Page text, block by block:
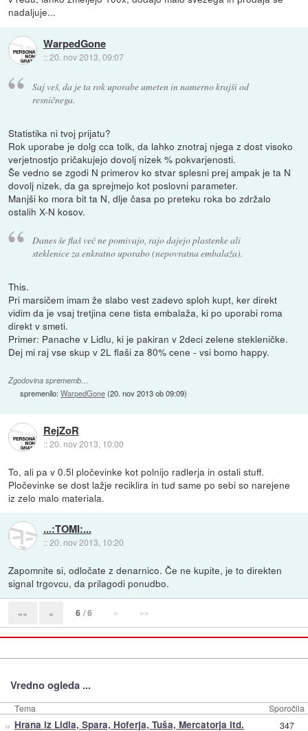
nadaljuje...
WarpedGone
::20. nov 2013, 09:07
Saj veš, da je ta rok uporabe umeten in namerno krajši od
resničnega.
Statistika ni tvoj prijatu?
Rok uporabe je dolg cca tolk, da lahko znotraj njega z dost visoko
verjetnostjo pričakujejo dovolj nizek % pokvarjenosti.
Še vedno se zgodi N primerov ko stvar splesni prej ampak je ta N
dovolj nizek, da ga sprejmejo kot poslovni parameter.
Manjši ko mora bit ta N, dlje časa po preteku roka bo zdržalo
ostalih X-N kosov.
Danes še flaš več ne pomivajo, rajo dajejo plastenke ali
steklenice za enkratno uporabo (nepovratna embalaža).
This.
Pri marsičem imam že slabo vest zadevo sploh kupt, ker direkt
vidim da je vsaj tretjina cene tista embalaža, ki po uporabi roma
direkt v smeti.
Primer: Panache v Lidlu, ki je pakiran v 2deci zelene stekleničke.
Dej mi raj vse skup v 2L flaši za 80% cene - vsi bomo happy.
Zgodovina sprememb…
spremenilo:WarpedGone(20. nov 2013 ob 09:09)
RejZoR
::20. nov 2013, 10:00
To, ali pa v 0.5l pločevinke kot polnijo radlerja in ostali stuff.
Pločevinke se dost lažje reciklira in tud same po sebi so narejene
iz zelo malo materiala.
...:TOMI:...
::20. nov 2013, 10:20
Zapomnite si, odločate z denarnico. Če ne kupite, je to direkten
signal trgovcu, da prilagodi ponudbo.
«« « 6 / 6 » »»
Vredno ogleda ...
Tema Sporočila
» Hrana iz Lidla, Spara, Hoferja, Tuša, Mercatorja itd. 347